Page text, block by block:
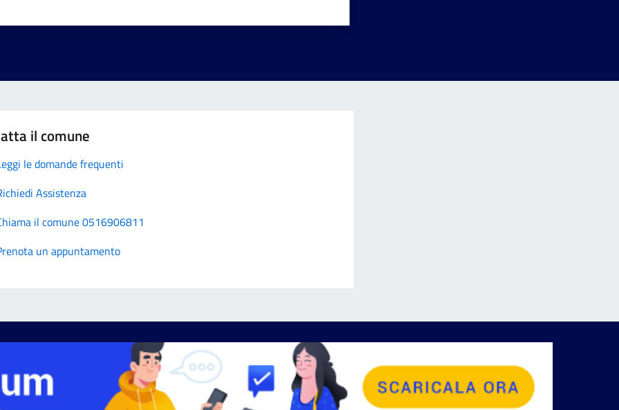
il comune
le domande frequenti
Assistenza
il comune 0516906811
un appuntamento